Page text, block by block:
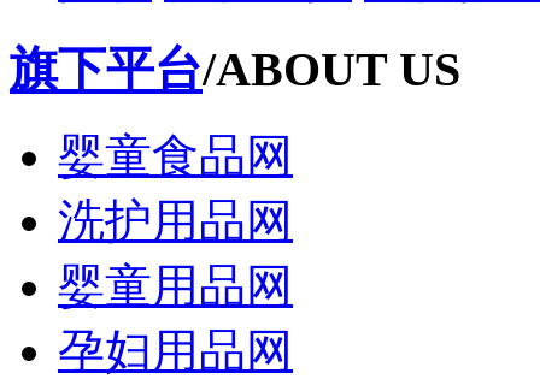
旗下平台/ABOUT US
婴童食品网
洗护用品网
婴童用品网
孕妇用品网